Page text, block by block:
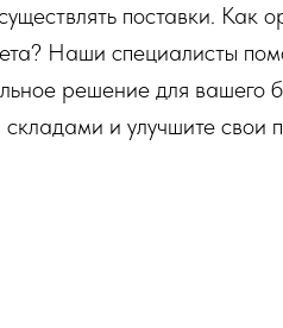
поставки. Как
Наши специалисты
решение для вашего
и улучшите свои